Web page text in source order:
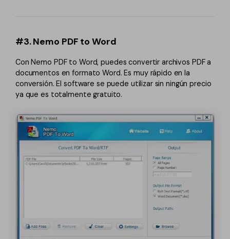
#3. Nemo PDF to Word
Con Nemo PDF to Word, puedes convertir archivos PDF a
documentos en formato Word. Es muy rápido en la
conversión. El software se puede utilizar sin ningún precio
ya que es totalmente gratuito.